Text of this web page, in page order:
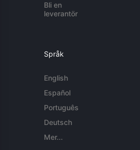
Bli en
leverantör
Språk
English
Español
Português
Deutsch
Mer...